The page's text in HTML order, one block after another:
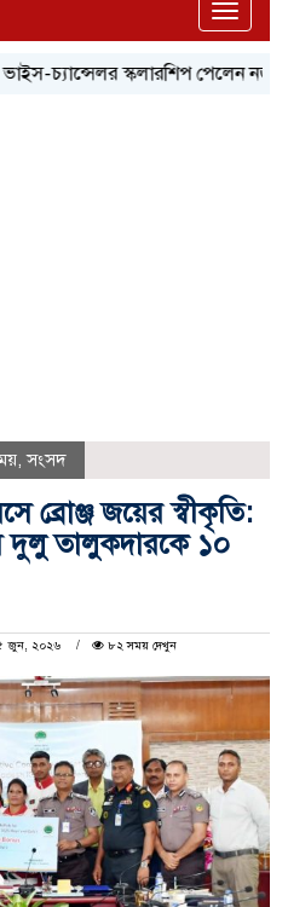
Toggle
স্কলারশিপ পেলেন নজরুল
,সংসদ
ব্রোঞ্জ জয়ের স্বীকৃতি:
তালুকদারকে ১০
জুন, ২০২৬
৮২ সময় দেখুন